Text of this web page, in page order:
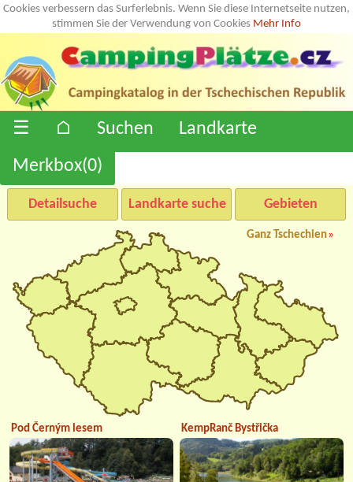
Cookies verbessern das Surferlebnis. Wenn Sie diese Internetseite nutzen,
stimmen Sie der Verwendung von Cookies Mehr Info
☰ ⌂ Suchen
Landkarte
Merkbox(0)
Detailsuche Landkarte suche Gebieten
Ganz Tschechien»
Pod Černým lesem KempRanč Bystřička